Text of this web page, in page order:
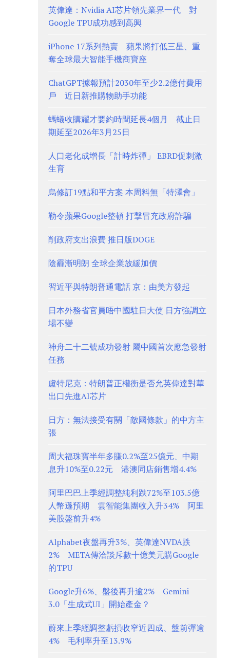
英偉達：Nvidia AI芯片領先業界一代 對
Google TPU成功感到高興
iPhone 17系列熱賣 蘋果將打低三星、重
奪全球最大智能手機商寶座
ChatGPT據報預計2030年至少2.2億付費用
戶 近日新推購物助手功能
螞蟻收購耀才要約時間延長4個月 截止日
期延至2026年3月25日
人口老化成增長「計時炸彈」 EBRD促刺激
生育
烏修訂19點和平方案 本周料無「特澤會」
勒令蘋果Google整頓 打擊冒充政府詐騙
削政府支出浪費 推日版DOGE
陰霾漸明朗 全球企業放緩加價
習近平與特朗普通電話 京：由美方發起
日本外務省官員晤中國駐日大使 日方強調立
場不變
神舟二十二號成功發射 屬中國首次應急發射
任務
盧特尼克：特朗普正權衡是否允英偉達對華
出口先進AI芯片
日方：無法接受有關「敵國條款」的中方主
張
周大福珠寶半年多賺0.2%至25億元、中期
息升10%至0.22元 港澳同店銷售增4.4%
阿里巴巴上季經調整純利跌72%至103.5億
人幣遜預期 雲智能集團收入升34% 阿里
美股盤前升4%
Alphabet夜盤再升3%、英偉達NVDA跌
2% META傳洽談斥數十億美元購Google
的TPU
Google升6%、盤後再升逾2% Gemini
3.0「生成式UI」開始產金？
蔚來上季經調整虧損收窄近四成、盤前彈逾
4% 毛利率升至13.9%